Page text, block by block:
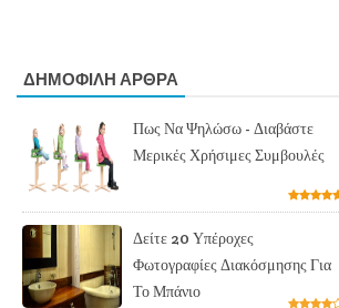
ΔΗΜΟΦΙΛΗ ΑΡΘΡΑ
Πως Να Ψηλώσω - Διαβάστε
Μερικές Χρήσιμες Συμβουλές
Δείτε 20 Υπέροχες
Φωτογραφίες Διακόσμησης Για
Το Μπάνιο